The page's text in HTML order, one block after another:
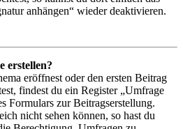
anhängen“ wieder deaktivieren.
erstellen?
eröffnest oder den ersten Beitrag
findest du ein Register „Umfrage
Formulars zur Beitragserstellung.
nicht sehen können, so hast du